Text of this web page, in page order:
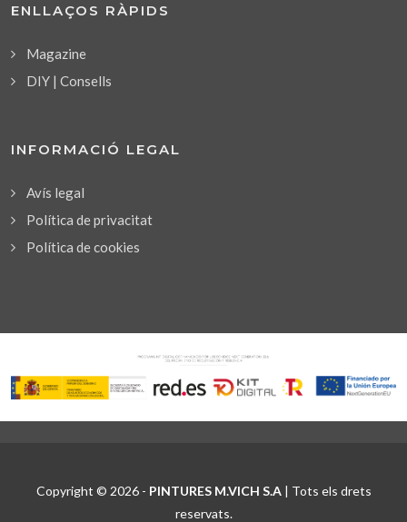
ENLLAÇOS RÀPIDS
Magazine
DIY | Consells
INFORMACIÓ LEGAL
Avís legal
Política de privacitat
Política de cookies
Copyright © 2026 - PINTURES M.VICH S.A| Tots els drets
reservats.